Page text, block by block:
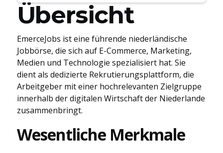
Übersicht
EmerceJobs ist eine führende niederländische
Jobbörse, die sich auf E-Commerce, Marketing,
Medien und Technologie spezialisiert hat. Sie
dient als dedizierte Rekrutierungsplattform, die
Arbeitgeber mit einer hochrelevanten Zielgruppe
innerhalb der digitalen Wirtschaft der Niederlande
zusammenbringt.
Wesentliche Merkmale